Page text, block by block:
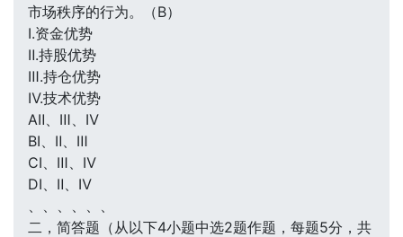
市场秩序的行为。（B）
Ⅰ.资金优势
Ⅱ.持股优势
Ⅲ.持仓优势
Ⅳ.技术优势
AⅡ、Ⅲ、Ⅳ
BⅠ、Ⅱ、Ⅲ
CⅠ、Ⅲ、Ⅳ
DⅠ、Ⅱ、Ⅳ
、、、、、、
二，简答题（从以下4小题中选2题作题，每题5分，共